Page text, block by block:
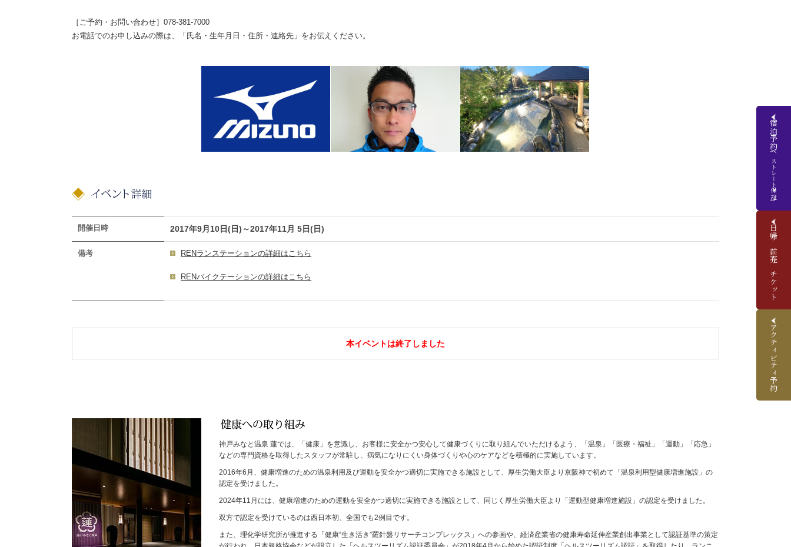
宿泊予約
(ベストレート保証)
日帰り前売りチケット
アクティビティ予約
［ご予約・お問い合わせ］078-381-7000
お電話でのお申し込みの際は、「氏名・生年月日・住所・連絡先」をお伝えください。
開催日時 2017年9月10日(日)～2017年11月 5日(日)
備考 RENランステーションの詳細はこちら
RENバイクテーションの詳細はこちら
本イベントは終了しました
神戸みなと温泉 蓮では、「健康」を意識し、お客様に安全かつ安心して健康づくりに取り組んでいただけるよう、「温泉」「医療・福祉」「運動」「応急」
などの専門資格を取得したスタッフが常駐し、病気になりにくい身体づくりや心のケアなどを積極的に実施しています。
2016年6月、健康増進のための温泉利用及び運動を安全かつ適切に実施できる施設として、厚生労働大臣より京阪神で初めて「温泉利用型健康増進施設」の
認定を受けました。
2024年11月には、健康増進のための運動を安全かつ適切に実施できる施設として、同じく厚生労働大臣より「運動型健康増進施設」の認定を受けました。
双方で認定を受けているのは西日本初、全国でも2例目です。
また、理化学研究所が推進する「健康“生き活き”羅針盤リサーチコンプレックス」への参画や、経済産業省の健康寿命延伸産業創出事業として認証基準の策定